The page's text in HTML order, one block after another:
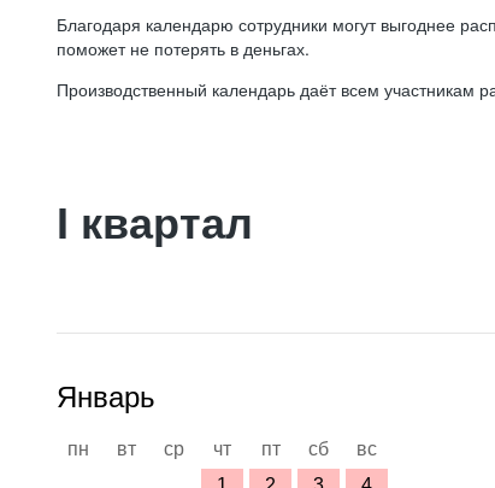
Благодаря календарю сотрудники могут выгоднее
поможет не потерять в деньгах.
Производственный календарь даёт всем участникам
I квартал
Январь
пн вт ср чт пт сб
вс